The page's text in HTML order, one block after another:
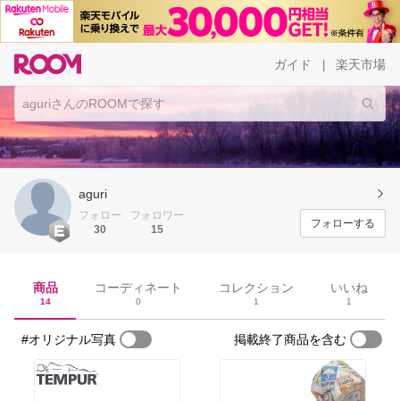
ガイド 楽天市場
aguri
フォロー
30
フォロワー
15
フォローする
商品
14
コーディネート
0
コレクション
1
いいね
1
#オリジナル写真 掲載終了商品を含む